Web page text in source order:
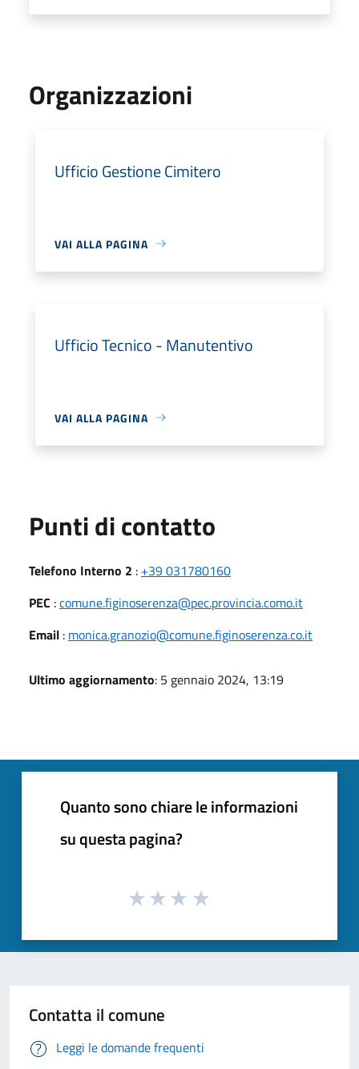
Organizzazioni
Ufficio Gestione Cimitero
VAI ALLA PAGINA
Ufficio Tecnico - Manutentivo
VAI ALLA PAGINA
Punti di contatto
Telefono Interno 2 : +39 031780160
PEC :comune.figinoserenza@pec.provincia.como.it
Email : monica.granozio@comune.figinoserenza.co.it
Ultimo aggiornamento: 5 gennaio 2024, 13:19
Quanto sono chiare le informazioni
su questa pagina?
Contatta il comune
Leggi le domande frequenti